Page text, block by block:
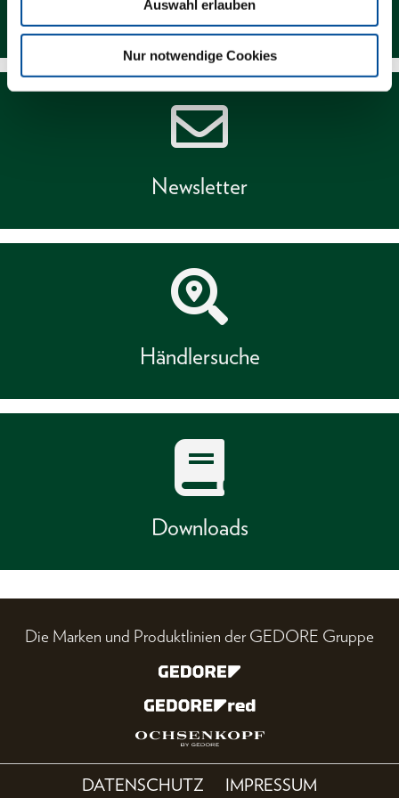
Auswahl erlauben
Nur notwendige Cookies
Kontakt
Newsletter
Händlersuche
Downloads
Die Marken und Produktlinien der GEDORE Gruppe
DATENSCHUTZ IMPRESSUM